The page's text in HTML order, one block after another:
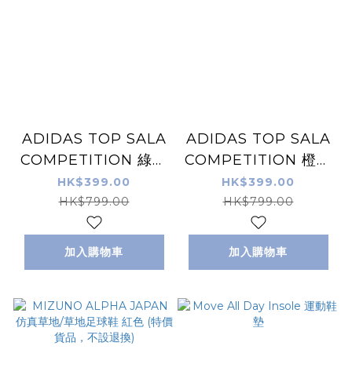
ADIDAS TOP SALA
COMPETITION 綠色
室內/街場足球鞋 (特
價貨品，不設退換)
HK$399.00
HK$799.00
加入購物車
ADIDAS TOP SALA
COMPETITION 橙色
室內/街場足球鞋 (特
價貨品，不設退換)
HK$399.00
HK$799.00
加入購物車